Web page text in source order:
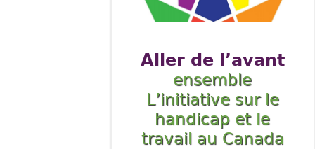
Aller de l’avant
ensemble
L’initiative sur le
handicap et le
travail au Canada